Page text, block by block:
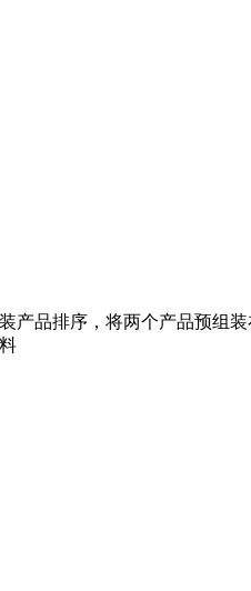
产品排序，将两个产品预组